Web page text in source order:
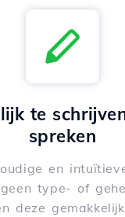
te
spreken
en
type- of
deze